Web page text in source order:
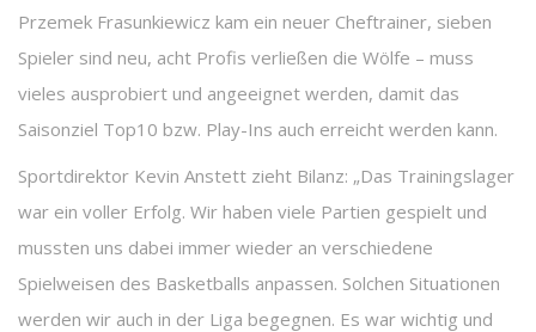
Przemek Frasunkiewicz kam ein neuer Cheftrainer, sieben
Spieler sind neu, acht Profis verließen die Wölfe – muss
vieles ausprobiert und angeeignet werden, damit das
Saisonziel Top10 bzw. Play-Ins auch erreicht werden kann.
Sportdirektor Kevin Anstett zieht Bilanz: „Das Trainingslager
war ein voller Erfolg. Wir haben viele Partien gespielt und
mussten uns dabei immer wieder an verschiedene
Spielweisen des Basketballs anpassen. Solchen Situationen
werden wir auch in der Liga begegnen. Es war wichtig und